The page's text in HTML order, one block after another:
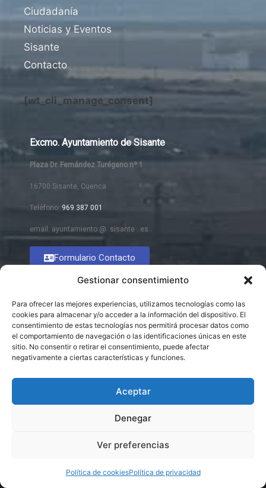
Gestionar consentimiento
Para ofrecer las mejores experiencias, utilizamos tecnologías como las
cookies para almacenar y/o acceder a la información del dispositivo. El
consentimiento de estas tecnologías nos permitirá procesar datos como
el comportamiento de navegación o las identificaciones únicas en este
sitio. No consentir o retirar el consentimiento, puede afectar
negativamente a ciertas características y funciones.
Aceptar
Denegar
Ver preferencias
Política de cookiesPolítica de privacidad
Ciudadanía
Noticias y Eventos
Sisante
Contacto
[wt_cli_manage_consent]
Excmo. Ayuntamiento de Sisante
Plaza Dr. Fernández Turégano nº 1
16700 Sisante, Cuenca
Teléfono: 969 387 001
email: ayuntamiento @ sisante . es
Formulario Contacto
© 2026 Excmo. Ayuntamiento de Sisante